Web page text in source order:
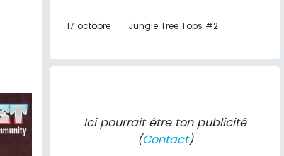
17 octobre Jungle Tree Tops #2
Ici pourrait être ton publicité
(Contact)